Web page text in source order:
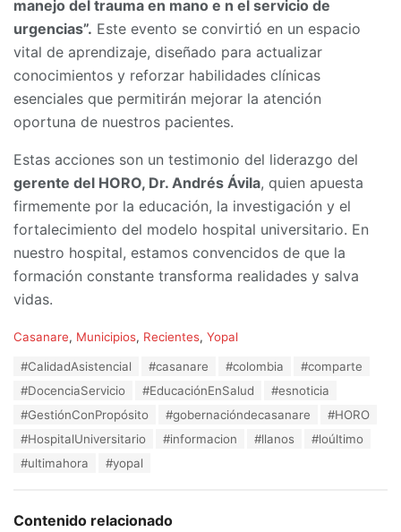
manejo del trauma en mano e n el servicio de
urgencias”. Este evento se convirtió en un espacio
vital de aprendizaje, diseñado para actualizar
conocimientos y reforzar habilidades clínicas
esenciales que permitirán mejorar la atención
oportuna de nuestros pacientes.
Estas acciones son un testimonio del liderazgo del
gerente del HORO, Dr. Andrés Ávila, quien apuesta
firmemente por la educación, la investigación y el
fortalecimiento del modelo hospital universitario. En
nuestro hospital, estamos convencidos de que la
formación constante transforma realidades y salva
vidas.
C
Casanare, Municipios, Recientes, Yopal
#CalidadAsistencial #casanare #colombia
#comparte
#DocenciaServicio
#EducaciónEnSalud
#esnoticia
#GestiónConPropósito
#gobernacióndecasanare
#HORO
#HospitalUniversitario
#informacion #llanos
#loúltimo
#ultimahora
#yopal
Contenido relacionado